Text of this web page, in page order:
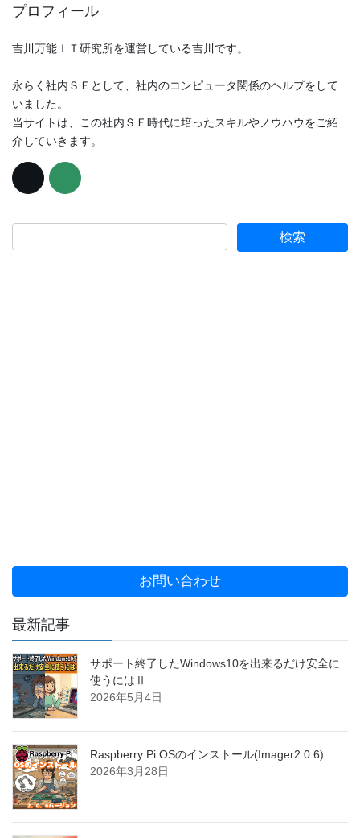
プロフィール
吉川万能ＩＴ研究所を運営している吉川です。
永らく社内ＳＥとして、社内のコンピュータ関係のヘルプをして
いました。
当サイトは、この社内ＳＥ時代に培ったスキルやノウハウをご紹
介していきます。
お問い合わせ
最新記事
サポート終了したWindows10を出来るだけ安全に
使うにはⅡ
2026年5月4日
Raspberry Pi OSのインストール(Imager2.0.6)
2026年3月28日